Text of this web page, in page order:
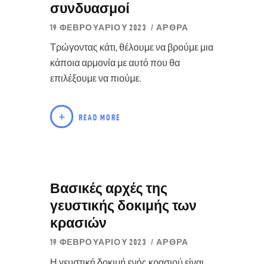
συνδυασμοί
19 ΦΕΒΡΟΥΑΡΊΟΥ 2023 ΆΡΘΡΑ
Τρώγοντας κάτι, θέλουμε να βρούμε μια
κάποια αρμονία με αυτό που θα
επιλέξουμε να πιούμε.
READ MORE
Βασικές αρχές της
γευστικής δοκιμής των
κρασιών
19 ΦΕΒΡΟΥΑΡΊΟΥ 2023 ΆΡΘΡΑ